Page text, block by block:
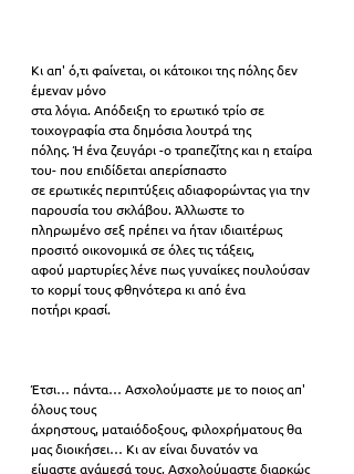
Κι απ' ό,τι φαίνεται, οι κάτοικοι της πόλης δεν
έμεναν μόνο
στα λόγια. Απόδειξη το ερωτικό τρίο σε
τοιχογραφία στα δημόσια λουτρά της
πόλης. Ή ένα ζευγάρι -ο τραπεζίτης και η εταίρα
του- που επιδίδεται απερίσπαστο
σε ερωτικές περιπτύξεις αδιαφορώντας για την
παρουσία του σκλάβου. Άλλωστε το
πληρωμένο σεξ πρέπει να ήταν ιδιαιτέρως
προσιτό οικονομικά σε όλες τις τάξεις,
αφού μαρτυρίες λένε πως γυναίκες πουλούσαν
το κορμί τους φθηνότερα κι από ένα
ποτήρι κρασί.
Έτσι… πάντα… Ασχολούμαστε με το ποιος απ'
όλους τους
άχρηστους, ματαιόδοξους, φιλοχρήματους θα
μας διοικήσει… Κι αν είναι δυνατόν να
είμαστε ανάμεσά τους. Ασχολούμαστε διαρκώς